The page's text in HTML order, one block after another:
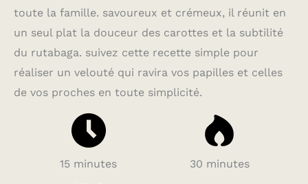
toute la famille. savoureux et crémeux, il réunit en
un seul plat la douceur des carottes et la subtilité
du rutabaga. suivez cette recette simple pour
réaliser un velouté qui ravira vos papilles et celles
de vos proches en toute simplicité.
15 minutes 30 minutes